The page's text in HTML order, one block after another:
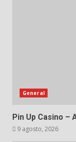
General
Pin Up Casino –
9 agosto, 2026